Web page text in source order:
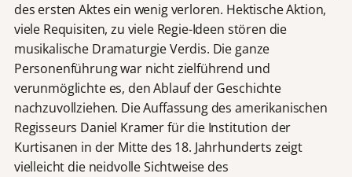
des ersten Aktes ein wenig verloren. Hektische Aktion,
viele Requisiten, zu viele Regie-Ideen stören die
musikalische Dramaturgie Verdis. Die ganze
Personenführung war nicht zielführend und
verunmöglichte es, den Ablauf der Geschichte
nachzuvollziehen. Die Auffassung des amerikanischen
Regisseurs Daniel Kramer für die Institution der
Kurtisanen in der Mitte des 18. Jahrhunderts zeigt
vielleicht die neidvolle Sichtweise des